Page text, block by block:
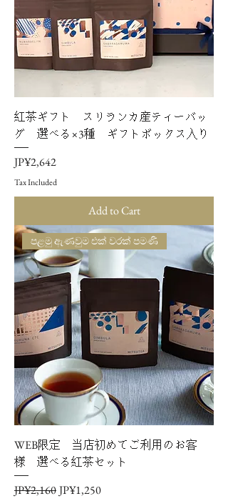
紅茶ギフト スリランカ産ティーバッ
グ 選べる×3種 ギフトボックス入り
Price
JP¥2,642
Tax Included
Add to Cart
පළමු ඇණවුම එක් වරක් පමණි
WEB限定 当店初めてご利用のお客
様 選べる紅茶セット
Regular Price
JP¥2,160Sale Price
JP¥1,250